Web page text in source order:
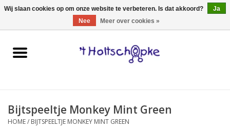
0 Artikelen - €0,00
Home
spellen
Bijtspeeltje Monkey Mint Green
HOME/ BIJTSPEELTJE MONKEY MINT GREEN
Wij slaan cookies op om onze website te verbeteren. Is dat akkoord?
Ja
Nee
Meer over cookies »